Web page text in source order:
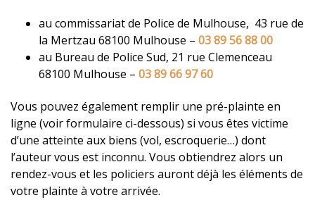
au commissariat de Police de Mulhouse, 43 rue de
la Mertzau 68100 Mulhouse – 03 89 56 88 00
au Bureau de Police Sud, 21 rue Clemenceau
68100 Mulhouse – 03 89 66 97 60
Vous pouvez également remplir une pré-plainte en
ligne (voir formulaire ci-dessous) si vous êtes victime
d’une atteinte aux biens (vol, escroquerie…) dont
l’auteur vous est inconnu. Vous obtiendrez alors un
rendez-vous et les policiers auront déjà les éléments de
votre plainte à votre arrivée.